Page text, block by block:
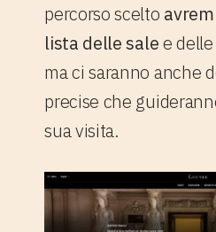
percorso scelto
lista delle salee delle
ma ci saranno anche
precise che
sua visita.